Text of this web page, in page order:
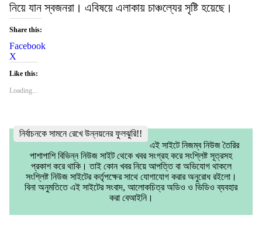
নিয়ে যান স্বজনরা। এবিষয়ে এলাকায় চাঞ্চল্যের সৃষ্টি হয়েছে।
Share this:
Facebook
X
Like this:
Loading...
নির্বাচনকে সামনে রেখে উন্নয়নের ফুলঝুরি!!
এই সাইটে নিজম্ব নিউজ তৈরির
পাশাপাশি বিভিন্ন নিউজ সাইট থেকে খবর সংগ্রহ করে সংশ্লিষ্ট সূত্রসহ
প্রকাশ করে থাকি। তাই কোন খবর নিয়ে আপত্তি বা অভিযোগ থাকলে
সংশ্লিষ্ট নিউজ সাইটের কর্তৃপক্ষের সাথে যোগাযোগ করার অনুরোধ রইলো।
বিনা অনুমতিতে এই সাইটের সংবাদ, আলোকচিত্র অডিও ও ভিডিও ব্যবহার
করা বেআইনি।